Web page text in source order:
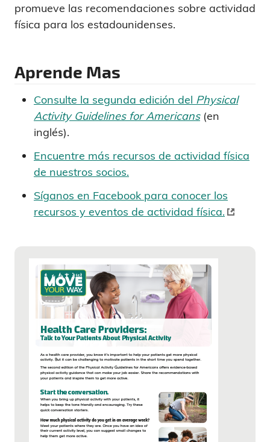
promueve las recomendaciones sobre actividad
física para los estadounidenses.
Aprende Mas
Consulte la segunda edición del Physical
Activity Guidelines for Americans(en
inglés).
Encuentre más recursos de actividad física
de nuestros socios.
Síganos en Facebook para conocer los
recursos y eventos de actividad física.